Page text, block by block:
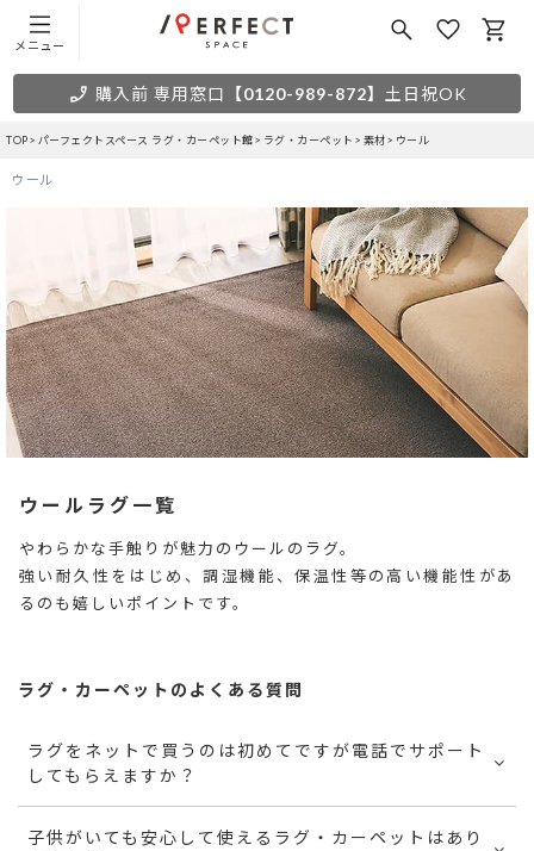
メニュー
購入前 専用窓口 【0120-989-872】 土日祝OK
TOP パーフェクトスペース ラグ・カーペット館 ラグ・カーペット 素材 ウール
ウール
ウールラグ一覧
やわらかな手触りが魅力のウールのラグ。
強い耐久性をはじめ、調湿機能、保温性等の高い機能性があ
るのも嬉しいポイントです。
ラグ・カーペットのよくある質問
ラグをネットで買うのは初めてですが電話でサポート
してもらえますか？
子供がいても安心して使えるラグ・カーペットはあり